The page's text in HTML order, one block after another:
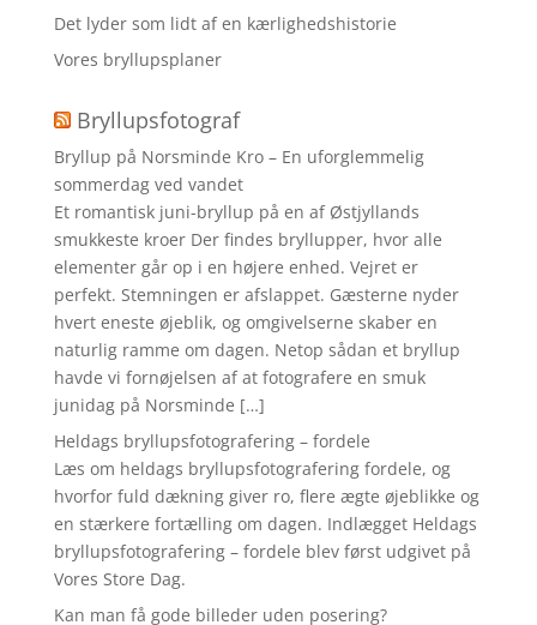
Det lyder som lidt af en kærlighedshistorie
Vores bryllupsplaner
Bryllupsfotograf
Bryllup på Norsminde Kro – En uforglemmelig
sommerdag ved vandet
Et romantisk juni-bryllup på en af Østjyllands
smukkeste kroer Der findes bryllupper, hvor alle
elementer går op i en højere enhed. Vejret er
perfekt. Stemningen er afslappet. Gæsterne nyder
hvert eneste øjeblik, og omgivelserne skaber en
naturlig ramme om dagen. Netop sådan et bryllup
havde vi fornøjelsen af at fotografere en smuk
junidag på Norsminde […]
Heldags bryllupsfotografering – fordele
Læs om heldags bryllupsfotografering fordele, og
hvorfor fuld dækning giver ro, flere ægte øjeblikke og
en stærkere fortælling om dagen. Indlægget Heldags
bryllupsfotografering – fordele blev først udgivet på
Vores Store Dag.
Kan man få gode billeder uden posering?